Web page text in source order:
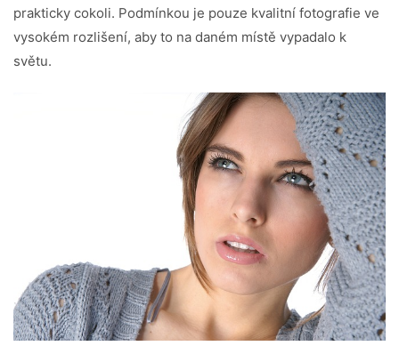
prakticky cokoli. Podmínkou je pouze kvalitní fotografie ve
vysokém rozlišení, aby to na daném místě vypadalo k
světu.